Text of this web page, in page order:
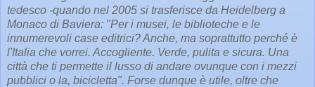
tedesco -quando nel 2005 si trasferisce da Heidelberg a
Monaco di Baviera: "Per i musei, le biblioteche e le
innumerevoli case editrici? Anche, ma soprattutto perché è
l'Italia che vorrei. Accogliente. Verde, pulita e sicura. Una
città che ti permette il lusso di andare ovunque con i mezzi
pubblici o la, bicicletta". Forse dunque è utile, oltre che